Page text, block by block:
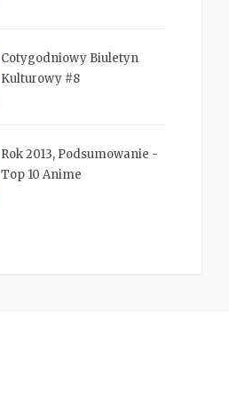
Cotygodniowy Biuletyn
Kulturowy #8
Rok 2013, Podsumowanie -
Top 10 Anime